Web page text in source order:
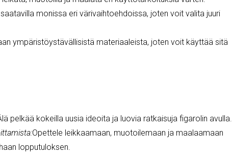
monissa eri värivaihtoehdoissa, joten voit valita juuri
ympäristöystävällisistä materiaaleista, joten voit käyttää sitä
pelkää kokeilla uusia ideoita ja luovia ratkaisuja figarolin avulla.
Opettele leikkaamaan, muotoilemaan ja maalaamaan
lopputuloksen.